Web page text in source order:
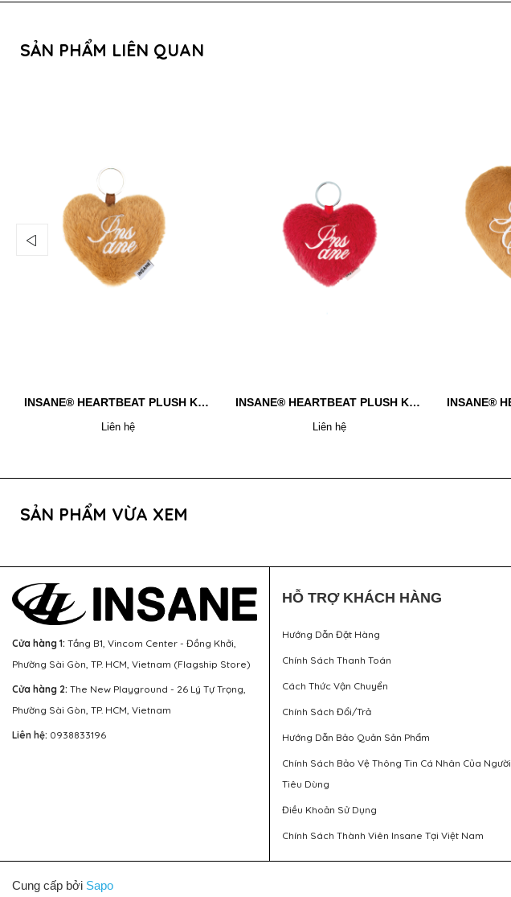
SẢN PHẨM LIÊN QUAN
INSANE® HEARTBEAT PLUSH KEYCHAIN - BROWN
Liên hệ
INSANE® HEARTBEAT PLUSH KEYCHAIN - RED
Liên hệ
SẢN PHẨM VỪA XEM
Cửa hàng 1: Tầng B1, Vincom Center - Đồng Khởi,
Phường Sài Gòn, TP. HCM, Vietnam (Flagship Store)
Cửa hàng 2: The New Playground - 26 Lý Tự Trọng,
Phường Sài Gòn, TP. HCM, Vietnam
Liên hệ: 0938833196
HỖ TRỢ KHÁCH HÀNG
Hướng Dẫn Đặt Hàng
Chính Sách Thanh Toán
Cách Thức Vận Chuyển
Chính Sách Đổi/Trả
Hướng Dẫn Bảo Quản Sản Phẩm
Chính Sách Bảo Vệ Thông Tin Cá Nhân Của Người
Tiêu Dùng
Điều Khoản Sử Dụng
Chính Sách Thành Viên Insane Tại Việt Nam
Cung cấp bởi Sapo